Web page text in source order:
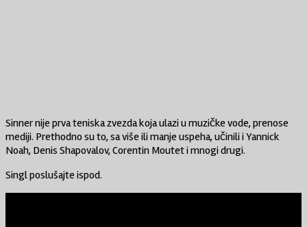
Sinner nije prva teniska zvezda koja ulazi u muzičke vode, prenose
mediji. Prethodno su to, sa više ili manje uspeha, učinili i Yannick
Noah, Denis Shapovalov, Corentin Moutet i mnogi drugi.
Singl poslušajte ispod.